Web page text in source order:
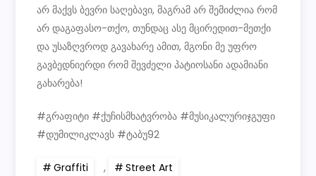
არ მაქვს ბევრი საღებავი, მაგრამ არ შემიძლია რომ
არ დაგაფასო-თქო, თუნდაც ასე მცირედით-მეთქი
და უსაზღვროდ გავახარე ამით, მგონი მე უფრო
გავბედნიერდი რომ შევძელი პატიოსანი ადამიანი
გახარება!
#გრაფიტი #ქუჩისმხატვრობა #მუსიკალურიჯგუფი
#დუმილიკლავს #ტაბუ92
Graffiti ,
Street Art